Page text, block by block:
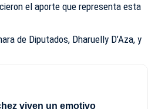
el aporte que representa esta
de Diputados, Dharuelly D’Aza, y
viven un emotivo